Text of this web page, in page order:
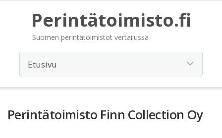
Perintätoimisto.fi
Suomen perintätoimistot vertailussa
Perintätoimisto Finn Collection Oy